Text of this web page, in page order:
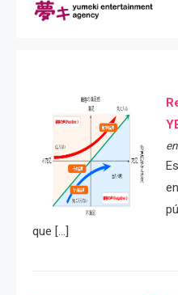
que […]